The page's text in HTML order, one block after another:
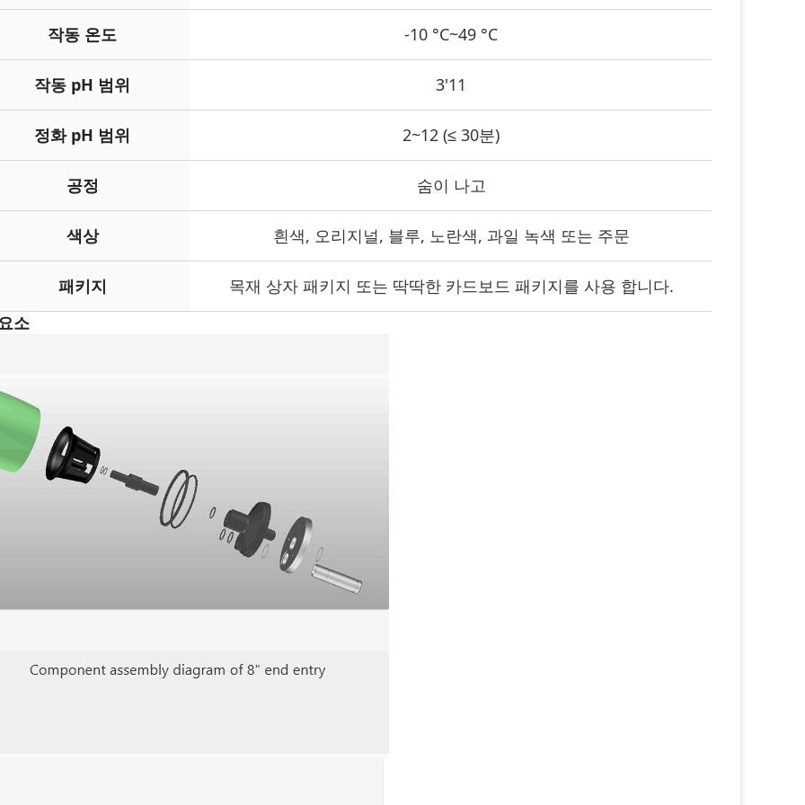
작동 온도 -10 °C~49 °C
작동 pH 범위 3'11
정화 pH 범위 2~12 (≤ 30분)
공정 숨이 나고
색상 흰색, 오리지널, 블루, 노란색, 과일 녹색 또는 주문
패키지
목재 상자 패키지 또는 딱딱한 카드보드 패키지를 사용 합니다.
소